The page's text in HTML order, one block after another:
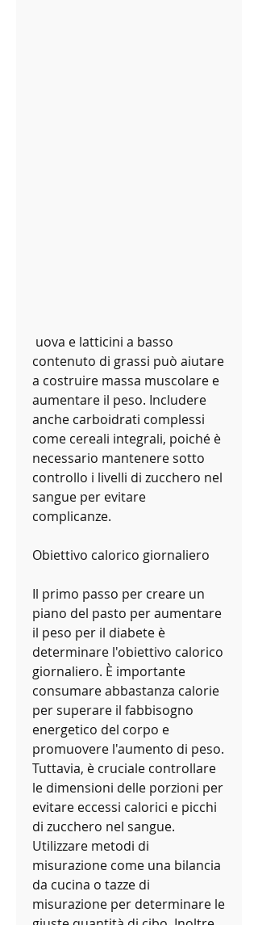
contenuto di grassi può aiutare
a costruire massa muscolare e
aumentare il peso. Includere
anche carboidrati complessi
come cereali integrali, poiché è
necessario mantenere sotto
controllo i livelli di zucchero nel
sangue per evitare
complicanze.
Obiettivo calorico giornaliero
Il primo passo per creare un
piano del pasto per aumentare
il peso per il diabete è
determinare l'obiettivo calorico
giornaliero. È importante
consumare abbastanza calorie
per superare il fabbisogno
energetico del corpo e
promuovere l'aumento di peso.
Tuttavia, è cruciale controllare
le dimensioni delle porzioni per
evitare eccessi calorici e picchi
di zucchero nel sangue.
Utilizzare metodi di
misurazione come una bilancia
da cucina o tazze di
misurazione per determinare le